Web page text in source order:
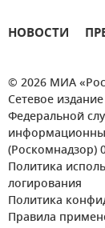
НОВОСТИ
© 2026 МИА
Сетевое
Федеральной
(Роскомнадзор)
Политика
логирования
Политика
Правила